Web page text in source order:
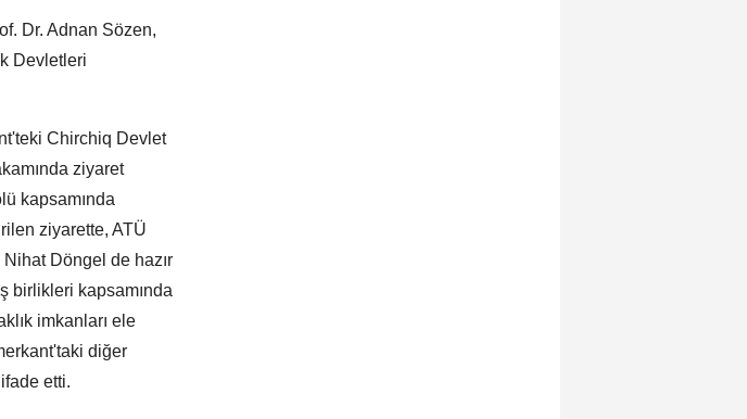
Dr. Adnan Sözen,
Devletleri
Chirchiq Devlet
ziyaret
kapsamında
ziyarette, ATÜ
Nihat Döngel de hazır
birlikleri kapsamında
imkanları ele
diğer
etti.